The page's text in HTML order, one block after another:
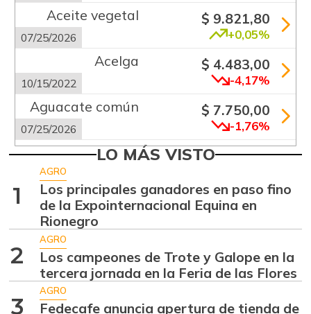
Aceite vegetal
07/25/2026
$ 9.821,80
+0,05%
Acelga
10/15/2022
$ 4.483,00
-4,17%
Aguacate común
07/25/2026
$ 7.750,00
-1,76%
Aguacate
07/25/2026
$ 9.041,50
Ahuyama
07/25/2026
$ 2.047,25
-6,05%
Ahuyamín
08/05/2017
$ 870,00
+2,23%
Ajo $ 5.583,83
LO MÁS VISTO
1
AGRO
Los principales ganadores en paso fino
de la Expointernacional Equina en
Rionegro
2
AGRO
Los campeones de Trote y Galope en la
tercera jornada en la Feria de las Flores
3
AGRO
Fedecafe anuncia apertura de tienda de